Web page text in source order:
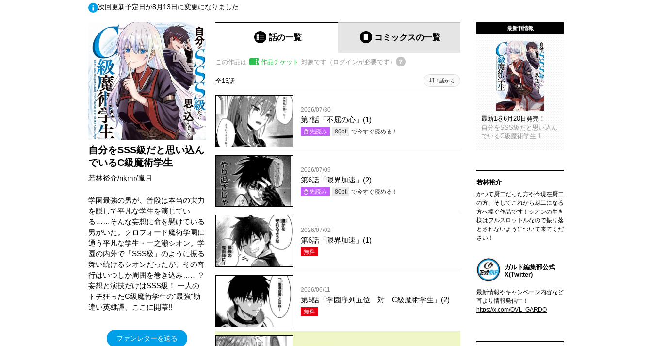
次回更新予定日が8月13日に変更になりました
自分をSSS級だと思い込ん
でいるC級魔術学生
若林裕介/nkmr/嵐月
学園最強の男が、普段は本当の実力
を隠して平凡な学生を演じてい
る……そんな妄想に命を懸けている
男がいた。クロフォード魔術学園に
通う平凡な学生・一之瀬シオン。学
園の内外で「SSS級」のように振る
舞い続けるシオンだったが、その奇
行はいつしか周囲を巻き込み……？
妄想と演技だけはSSS級！ 一人の
トチ狂ったC級魔術学生の"最強"勘
違い英雄譚、ここに開幕!!
ファンレターを送る
話の一覧 コミックスの一覧
この作品は 作品チケット 対象です（ログインが必要です）
全13話 1話から
2026/07/30
第7話「不屈の心」(1)
先読み 80pt で今すぐ読める！
2026/07/09
第6話「限界加速」(2)
先読み 80pt で今すぐ読める！
2026/07/02
第6話「限界加速」(1)
無料
2026/06/11
第5話「学園序列五位 対 C級魔術学生」(2)
無料
最新刊情報
最新1巻6月20日発売！
自分をSSS級だと思い込ん
でいるC級魔術学生 1
若林裕介
かつて厨二だった方や今現在厨二
の方、そしてこれから厨二になる
方へ捧ぐ作品です！シオンの生き
様はフルスロットルなので振り落
とされないようについて来てくだ
さい！
ガルド編集部公式
X(Twitter)
最新情報やキャンペーン内容など
耳より情報発信中！
https://x.com/OVL_GARDO